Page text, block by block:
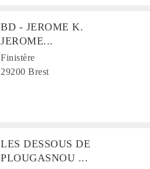
BD - JEROME K.
JEROME...
Finistère
29200 Brest
LES DESSOUS DE
PLOUGASNOU ...